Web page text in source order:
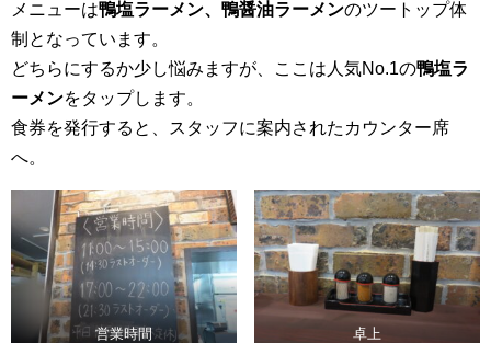
メニューは鴨塩ラーメン、鴨醤油ラーメンのツートップ体
制となっています。
どちらにするか少し悩みますが、ここは人気No.1の鴨塩ラ
ーメンをタップします。
食券を発行すると、スタッフに案内されたカウンター席
へ。
営業時間 卓上